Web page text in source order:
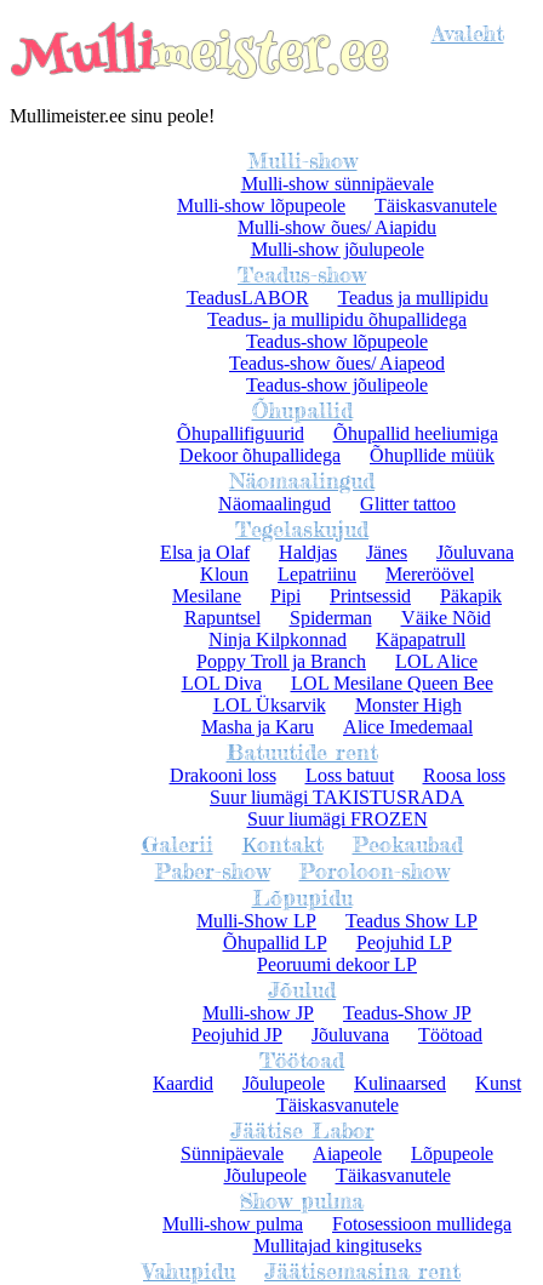
Mullimeister.ee sinu peole!
Avaleht
Mulli-show
Mulli-show sünnipäevale
Mulli-show lõpupeole
Täiskasvanutele
Mulli-show õues/ Aiapidu
Mulli-show jõulupeole
Teadus-show
TeadusLABOR
Teadus ja mullipidu
Teadus- ja mullipidu õhupallidega
Teadus-show lõpupeole
Teadus-show õues/ Aiapeod
Teadus-show jõulipeole
Õhupallid
Õhupallifiguurid
Õhupallid heeliumiga
Dekoor õhupallidega
Õhupllide müük
Näomaalingud
Näomaalingud Glitter tattoo
Tegelaskujud
Elsa ja Olaf Haldjas Jänes
Jõuluvana
Kloun
Lepatriinu
Mereröövel
Mesilane
Pipi Printsessid
Päkapik
Rapuntsel
Spiderman
Väike Nõid
Ninja Kilpkonnad
Käpapatrull
Poppy Troll ja Branch
LOL Alice
LOL Diva
LOL Mesilane Queen Bee
LOL Üksarvik
Monster High
Masha ja Karu
Alice Imedemaal
Batuutide rent
Drakooni loss Loss batuut
Roosa loss
Suur liumägi TAKISTUSRADA
Suur liumägi FROZEN
Galerii Кontakt
Peokaubad
Paber-show
Poroloon-show
Lõpupidu
Mulli-Show LP
Teadus Show LP
Õhupallid LP
Peojuhid LP
Peoruumi dekoor LP
Jõulud
Mulli-show JP
Teadus-Show JP
Peojuhid JP
Jõuluvana Töötoad
Töötoad
Кaardid Jõulupeole Kulinaarsed
Kunst
Täiskasvanutele
Jäätise Labor
Sünnipäevale Aiapeole
Lõpupeole
Jõulupeole
Täikasvanutele
Show pulma
Mulli-show pulma
Fotosessioon mullidega
Mullitajad kingituseks
Vahupidu Jäätisemasina rent